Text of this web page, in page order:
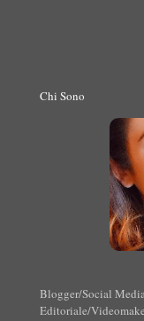
Chi Sono
Blogger/Social
Editoriale/